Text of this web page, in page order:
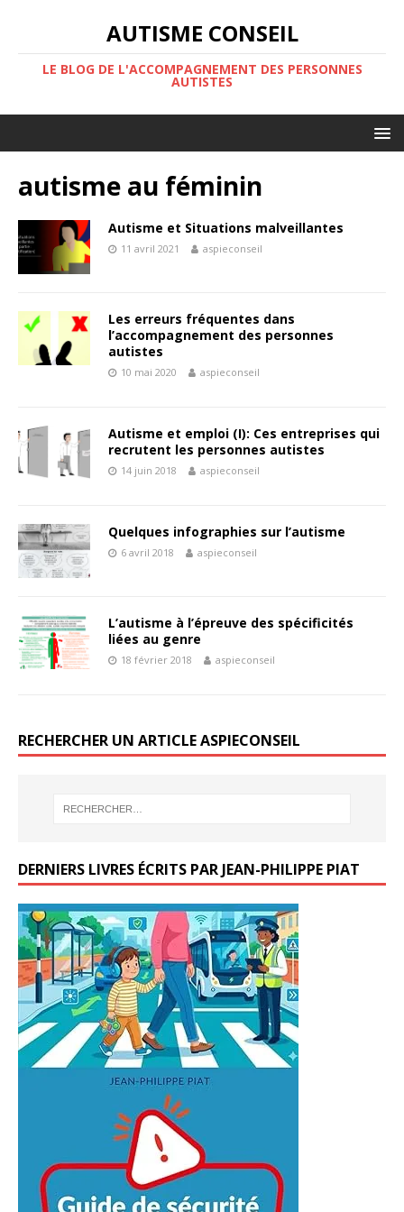
AUTISME CONSEIL
LE BLOG DE L'ACCOMPAGNEMENT DES PERSONNES
AUTISTES
autisme au féminin
Autisme et Situations malveillantes
11 avril 2021 aspieconseil
Les erreurs fréquentes dans
l’accompagnement des personnes
autistes
10 mai 2020 aspieconseil
Autisme et emploi (I): Ces entreprises qui
recrutent les personnes autistes
14 juin 2018 aspieconseil
Quelques infographies sur l’autisme
6 avril 2018 aspieconseil
L’autisme à l’épreuve des spécificités
liées au genre
18 février 2018 aspieconseil
RECHERCHER UN ARTICLE ASPIECONSEIL
DERNIERS LIVRES ÉCRITS PAR JEAN-PHILIPPE PIAT